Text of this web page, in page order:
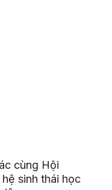
cùng Hội
sinh thái học